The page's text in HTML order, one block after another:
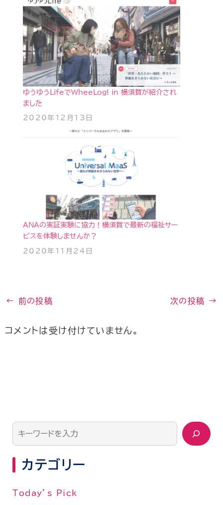
ゆうゆうLifeでWheeLog! in 横須賀が紹介され
ました
2020年12月13日
ANAの実証実験に協力！横須賀で最新の福祉サー
ビスを体験しませんか？
2020年11月24日
← 前の投稿 次の投稿 →
コメントは受け付けていません。
カテゴリー
Today’s Pick